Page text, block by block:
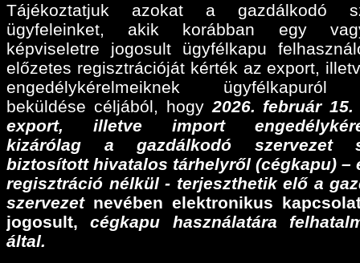
Tájékoztatjuk azokat a gazdálkodó
ügyfeleinket, akik korábban egy
képviseletre jogosult ügyfélkapu
előzetes regisztrációját kérték az export,
engedélykérelmeiknek ügyfélkapuról
beküldése céljából, hogy 2026. február
export, illetve import
kizárólag a gazdálkodó szervezet
biztosított hivatalos tárhelyről (cégkapu) –
regisztráció nélkül - terjeszthetik elő a
szervezet nevében elektronikus
jogosult, cégkapu használatára
által.